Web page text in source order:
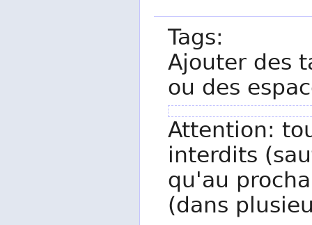
Tags:
Ajouter des
ou des
Attention:
interdits
qu'au
(dans